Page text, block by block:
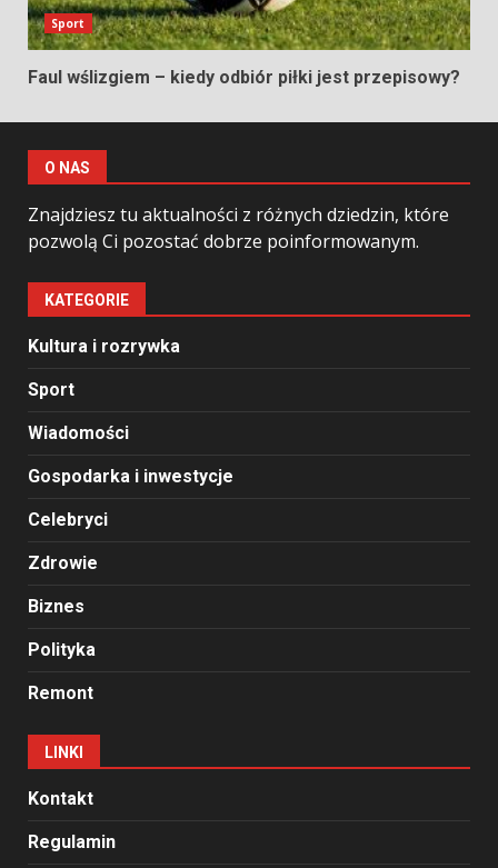
Sport
Faul wślizgiem – kiedy odbiór piłki jest przepisowy?
O NAS
Znajdziesz tu aktualności z różnych dziedzin, które
pozwolą Ci pozostać dobrze poinformowanym.
KATEGORIE
Kultura i rozrywka
Sport
Wiadomości
Gospodarka i inwestycje
Celebryci
Zdrowie
Biznes
Polityka
Remont
LINKI
Kontakt
Regulamin